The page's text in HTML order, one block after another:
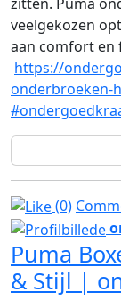
veelgekozen
aan comfort en
https://
onderbroeken-
(0)
Puma
& Stijl |